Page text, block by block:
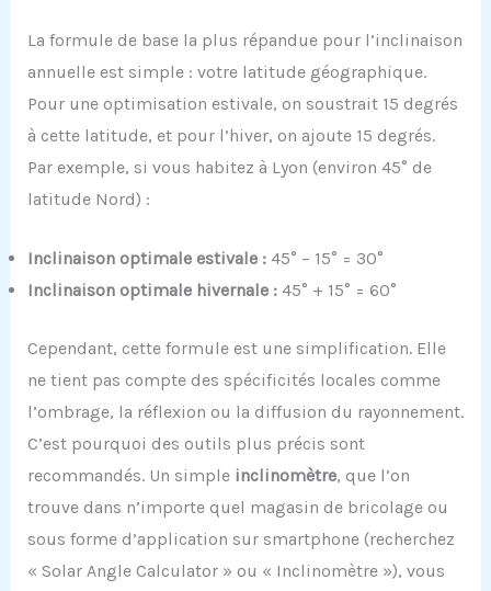
La formule de base la plus répandue pour l’inclinaison
annuelle est simple : votre latitude géographique.
Pour une optimisation estivale, on soustrait 15 degrés
à cette latitude, et pour l’hiver, on ajoute 15 degrés.
Par exemple, si vous habitez à Lyon (environ 45° de
latitude Nord) :
Inclinaison optimale estivale :45° – 15° = 30°
Inclinaison optimale hivernale :45° + 15° = 60°
Cependant, cette formule est une simplification. Elle
ne tient pas compte des spécificités locales comme
l’ombrage, la réflexion ou la diffusion du rayonnement.
C’est pourquoi des outils plus précis sont
recommandés. Un simple inclinomètre, que l’on
trouve dans n’importe quel magasin de bricolage ou
sous forme d’application sur smartphone (recherchez
« Solar Angle Calculator » ou « Inclinomètre »), vous